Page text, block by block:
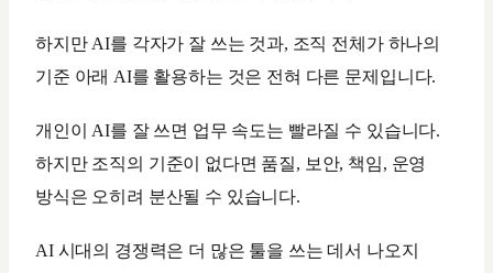
하지만 AI를 각자가 잘 쓰는 것과, 조직 전체가 하나의
기준 아래 AI를 활용하는 것은 전혀 다른 문제입니다.
개인이 AI를 잘 쓰면 업무 속도는 빨라질 수 있습니다.
하지만 조직의 기준이 없다면 품질, 보안, 책임, 운영
방식은 오히려 분산될 수 있습니다.
AI 시대의 경쟁력은 더 많은 툴을 쓰는 데서 나오지